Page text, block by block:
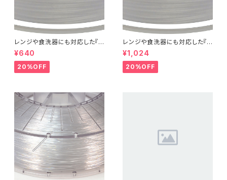
レンジや食洗器にも対応した『C
entaur PP』：お試しサンプル 5
M
¥640
20%OFF
レンジや食洗器にも対応した『C
entaur PP』：お試しサンプル 1
0M
¥1,024
20%OFF